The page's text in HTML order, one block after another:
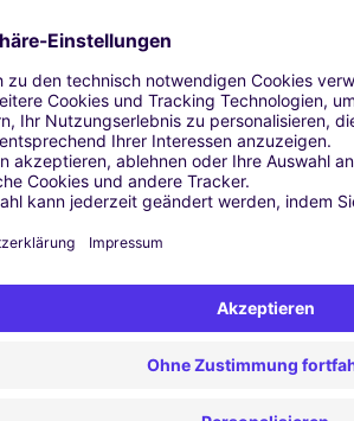
Ab
42,05 €
Jetzt buchen
Alle Angebote anzeigen